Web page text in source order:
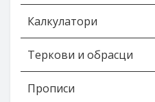
Калкулатори
Теркови и обрасци
Прописи